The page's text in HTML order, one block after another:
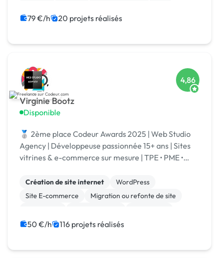
79 €/h 20 projets réalisés
Virginie Bootz
Disponible
4,86
🥈 2ème place Codeur Awards 2025 | Web Studio
Agency | Développeuse passionnée 15+ ans | Sites
vitrines & e-commerce sur mesure | TPE • PME •
Création de site internet
WordPress
Site E-commerce
Migration ou refonte de site
WooCommerce
Développement spécifique
50 €/h 116 projets réalisés